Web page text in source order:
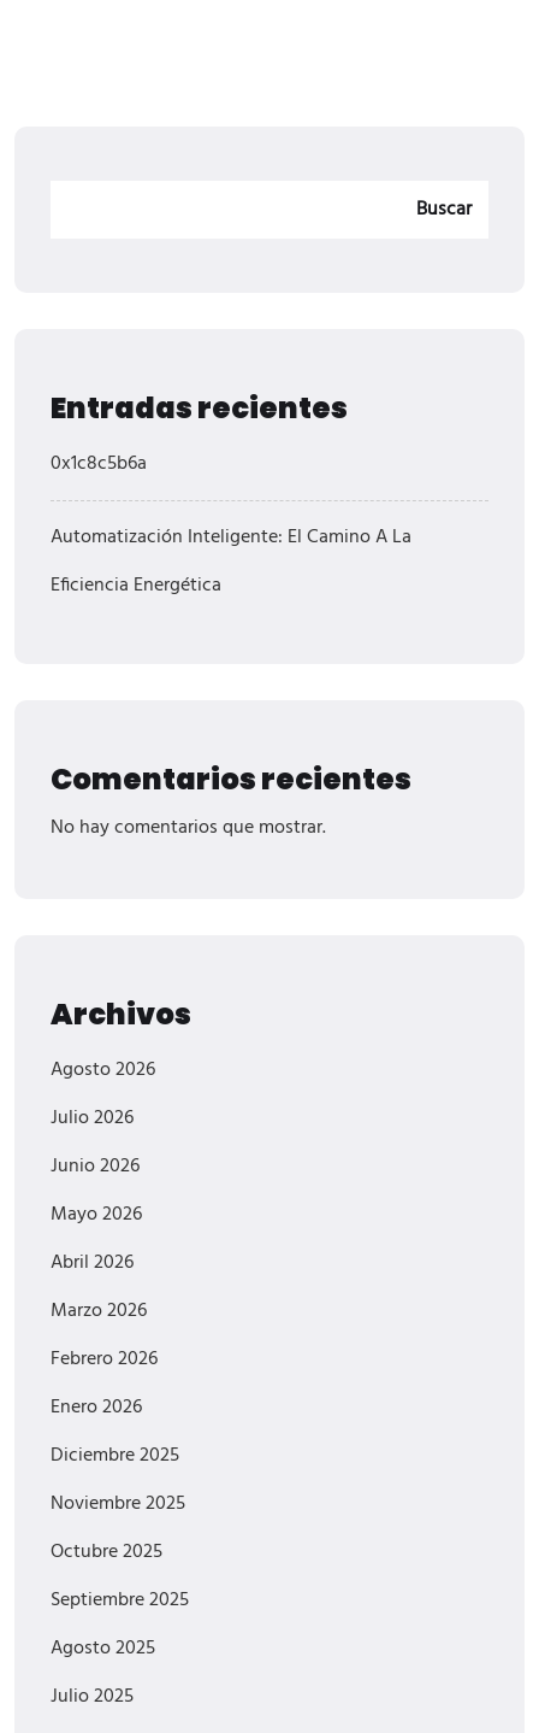
Buscar
Entradas recientes
0x1c8c5b6a
Automatización Inteligente: El Camino A La
Eficiencia Energética
Comentarios recientes
No hay comentarios que mostrar.
Archivos
Agosto 2026
Julio 2026
Junio 2026
Mayo 2026
Abril 2026
Marzo 2026
Febrero 2026
Enero 2026
Diciembre 2025
Noviembre 2025
Octubre 2025
Septiembre 2025
Agosto 2025
Julio 2025